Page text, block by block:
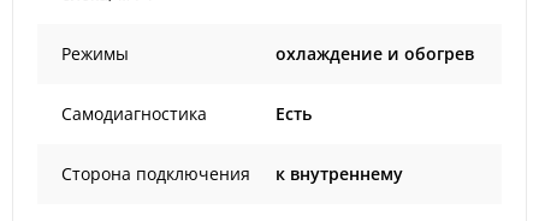
Режимы охлаждение и обогрев
Самодиагностика Есть
Сторона подключения к внутреннему